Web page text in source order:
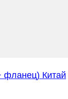
фланец) Китай